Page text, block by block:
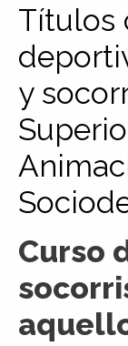
Títulos
y
Curso